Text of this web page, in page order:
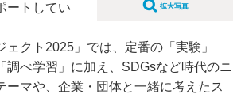
拡大写真
ートしてい
クト2025」では、定番の「実験」
調べ学習」に加え、SDGsなど時代のニ
ーマや、企業・団体と一緒に考えたス